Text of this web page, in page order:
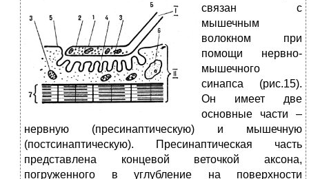
связан с
мышечным
волокном при
помощи нервно-
мышечного
синапса (рис.15).
Он имеет две
основные части –
нервную (пресинаптическую) и мышечную
(постсинаптическую). Пресинаптическая часть
представлена концевой веточкой аксона,
погруженного в углубление на поверхности